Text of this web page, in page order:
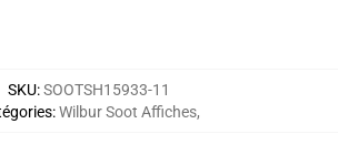
SKU:SOOTSH15933-11
:Wilbur Soot Affiches,